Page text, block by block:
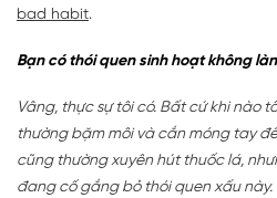
bad habit.
Bạn có thói quen sinh hoạt không
Vâng, thực sự tôi có. Bất cứ khi nào
thường bặm môi và cắn móng tay
cũng thường xuyên hút thuốc lá,
đang cố gắng bỏ thói quen xấu này.